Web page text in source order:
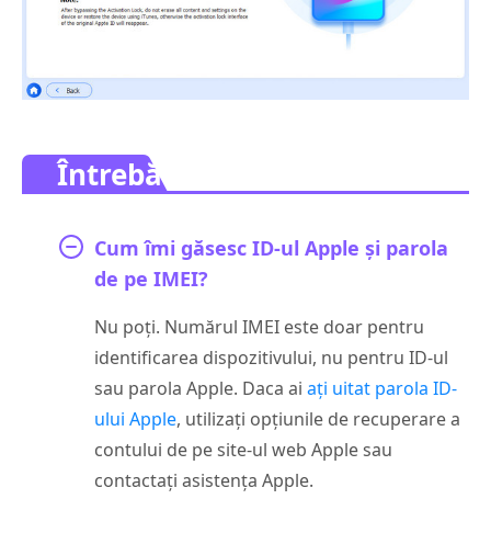
Întrebări frecvente.
Cum îmi găsesc ID-ul Apple și parola
de pe IMEI?
Nu poţi. Numărul IMEI este doar pentru
identificarea dispozitivului, nu pentru ID-ul
sau parola Apple. Daca ai ați uitat parola ID-
ului Apple, utilizați opțiunile de recuperare a
contului de pe site-ul web Apple sau
contactați asistența Apple.